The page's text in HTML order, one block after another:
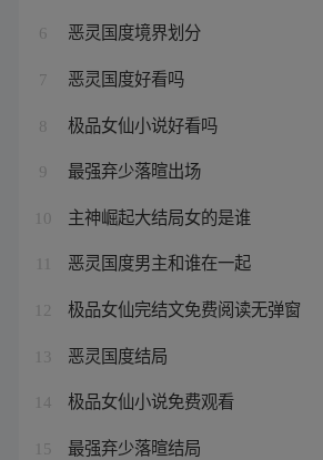
6 恶灵国度境界划分
7 恶灵国度好看吗
8 极品女仙小说好看吗
9 最强弃少落暄出场
10 主神崛起大结局女的是谁
恶灵国度男主和谁在一起
12 极品女仙完结文免费阅读无弹窗
13 恶灵国度结局
14 极品女仙小说免费观看
15 最强弃少落暄结局